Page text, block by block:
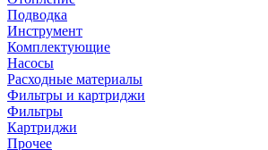
Подводка
Инструмент
Комплектующие
Насосы
Расходные материалы
Фильтры и картриджи
Фильтры
Картриджи
Прочее